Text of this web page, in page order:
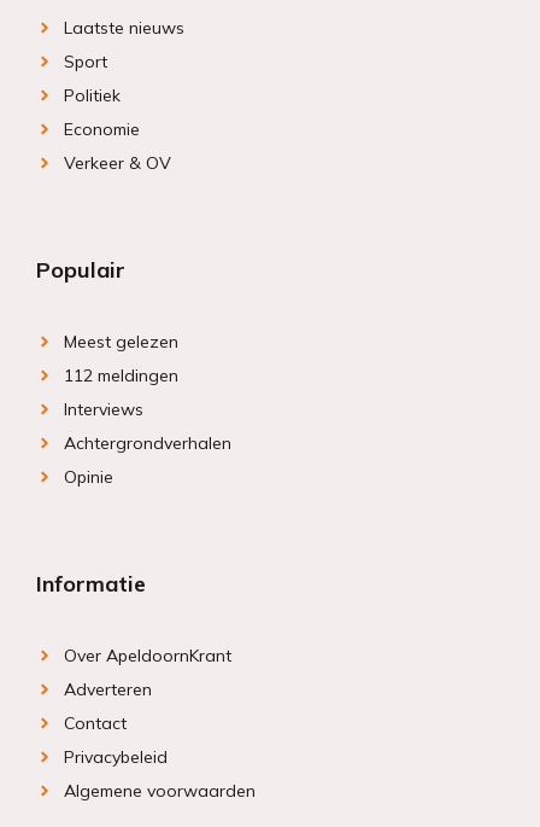
Laatste nieuws
Sport
Politiek
Economie
Verkeer & OV
Populair
Meest gelezen
112 meldingen
Interviews
Achtergrondverhalen
Opinie
Informatie
Over ApeldoornKrant
Adverteren
Contact
Privacybeleid
Algemene voorwaarden